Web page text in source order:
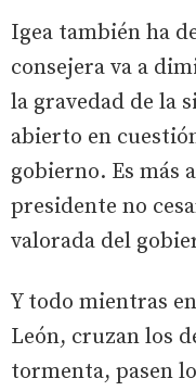
Igea también ha
consejera va a
la gravedad de la
abierto en
gobierno. Es más
presidente no
valorada del
Y todo mientras
León, cruzan los
tormenta, pasen